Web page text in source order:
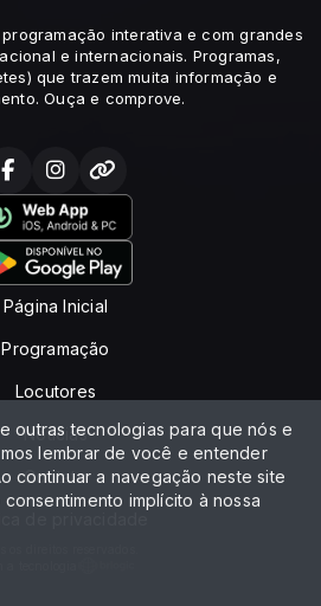
interativa e com grandes
e internacionais. Programas,
que trazem muita informação e
Ouça e comprove.
Página Inicial
Programação
Locutores
Notícias
Contato
de privacidade
outras tecnologias para que nós e
lembrar de você e entender
continuar a navegação neste site
implícito à nossa